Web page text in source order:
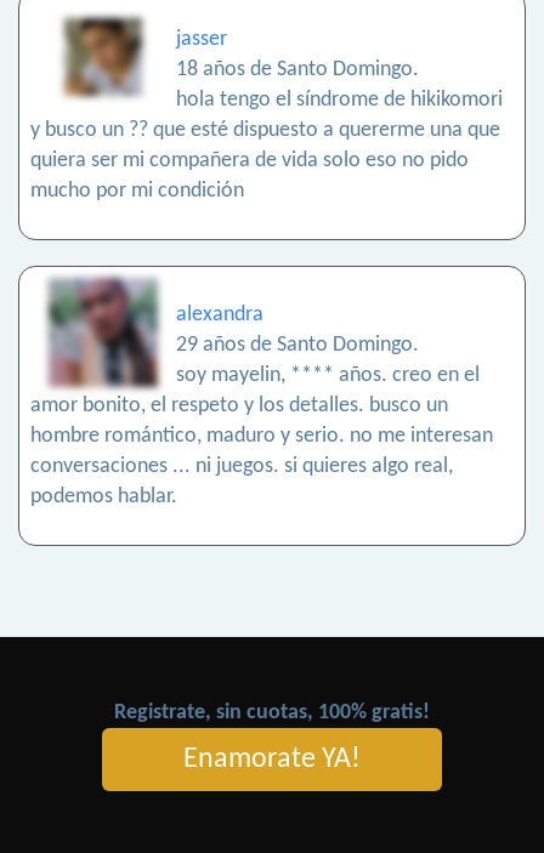
jasser
18 años de Santo Domingo.
hola tengo el síndrome de hikikomori
y busco un ?? que esté dispuesto a quererme una que
quiera ser mi compañera de vida solo eso no pido
mucho por mi condición
alexandra
29 años de Santo Domingo.
soy mayelin, **** años. creo en el
amor bonito, el respeto y los detalles. busco un
hombre romántico, maduro y serio. no me interesan
conversaciones ... ni juegos. si quieres algo real,
podemos hablar.
Registrate, sin cuotas, 100% gratis!
Enamorate YA!